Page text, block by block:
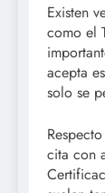
Existen
como el
acepta
solo se
cita con